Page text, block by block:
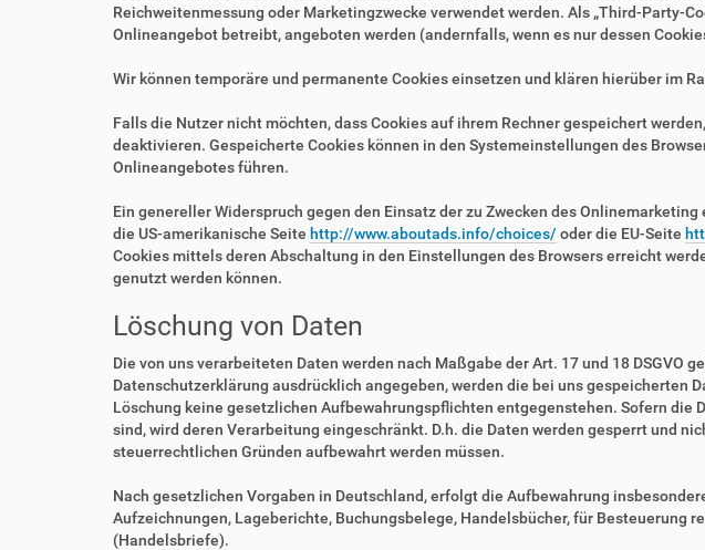
Reichweitenmessung oder Marketingzwecke verwendet werden. Als „Third-Party-
Onlineangebot betreibt, angeboten werden (andernfalls, wenn es nur dessen
Wir können temporäre und permanente Cookies einsetzen und klären hierüber im
Falls die Nutzer nicht möchten, dass Cookies auf ihrem Rechner gespeichert
deaktivieren. Gespeicherte Cookies können in den Systemeinstellungen des
Onlineangebotes führen.
Ein genereller Widerspruch gegen den Einsatz der zu Zwecken des
die US-amerikanische Seite http://www.aboutads.info/choices/ oder die EU-Seite
Cookies mittels deren Abschaltung in den Einstellungen des Browsers erreicht
genutzt werden können.
Löschung von Daten
Die von uns verarbeiteten Daten werden nach Maßgabe der Art. 17 und 18
Datenschutzerklärung ausdrücklich angegeben, werden die bei uns
Löschung keine gesetzlichen Aufbewahrungspflichten entgegenstehen. Sofern
sind, wird deren Verarbeitung eingeschränkt. D.h. die Daten werden gesperrt und
steuerrechtlichen Gründen aufbewahrt werden müssen.
Nach gesetzlichen Vorgaben in Deutschland, erfolgt die Aufbewahrung
Aufzeichnungen, Lageberichte, Buchungsbelege, Handelsbücher, für Besteuerung
(Handelsbriefe).